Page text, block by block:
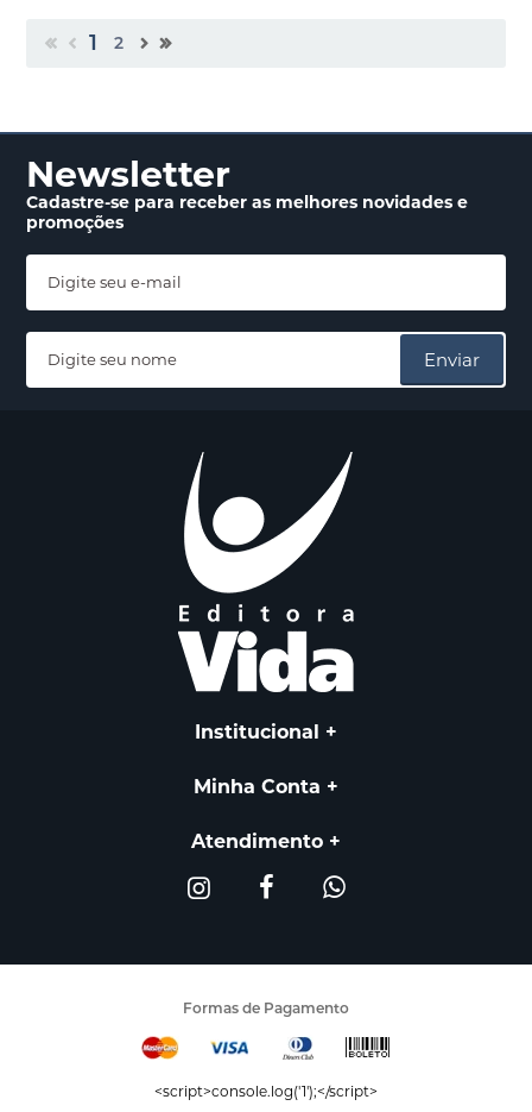
1 2
Newsletter
Cadastre-se para receberas melhores novidadese
promoções
Enviar
Institucional
Minha Conta
Atendimento
Formas de Pagamento
<script>console.log('1');</script>